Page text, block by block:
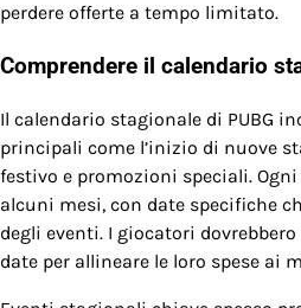
perdere offerte a tempo limitato.
Comprendere il calendario
Il calendario stagionale di PUBG
principali come l’inizio di nuove
festivo e promozioni speciali.
alcuni mesi, con date specifiche
degli eventi. I giocatori
date per allineare le loro spese ai